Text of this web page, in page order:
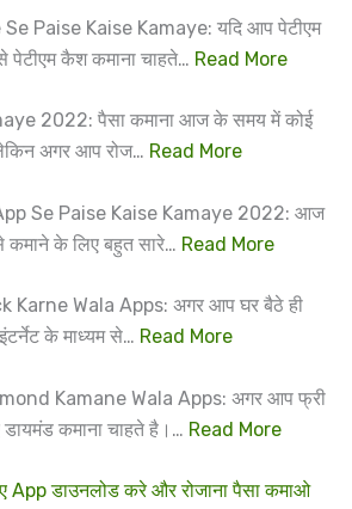
Paise Kaise Kamaye: यदि आप पेटीएम
पेटीएम कैश कमाना चाहते… Read More
2022: पैसा कमाना आज के समय में कोई
अगर आप रोज… Read More
Se Paise Kaise Kamaye 2022: आज
के लिए बहुत सारे… Read More
Karne Wala Apps: अगर आप घर बैठे ही
के माध्यम से… Read More
Kamane Wala Apps: अगर आप फ्री
कमाना चाहते है।… Read More
डाउनलोड करे और रोजाना पैसा कमाओ